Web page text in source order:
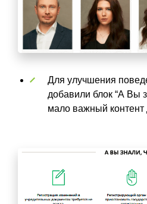
Для улучшения
добавили блок “А Вы
мало важный контент